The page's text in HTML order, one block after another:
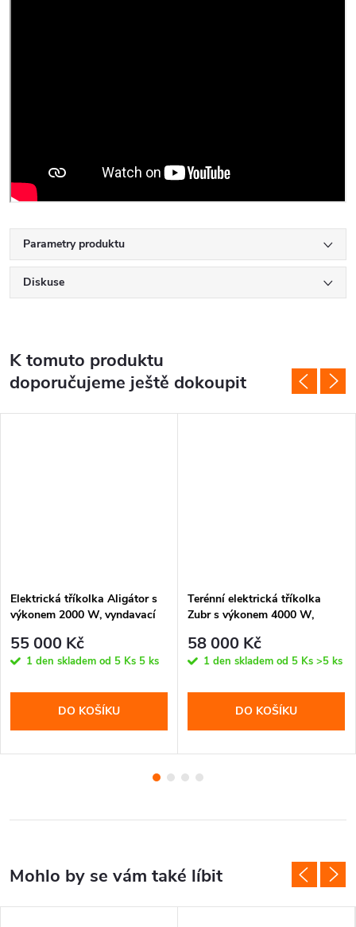
Parametry produktu
Diskuse
K tomuto produktu
doporučujeme ještě dokoupit
Elektrická tříkolka Aligátor s
výkonem 2000 W, vyndavací
km, nádrží a košíkem. Stabilní
jízda a chromový design.
55 000 Kč
1 den skladem od 5 Ks 5 ks
DO KOŠÍKU
Terénní elektrická tříkolka
Zubr s výkonem 4000 W,
vyndavací baterií 20 Ah a
dojezdem až 55 km. Výkonná
58 000 Kč
1 den skladem od 5 Ks >5 ks
DO KOŠÍKU